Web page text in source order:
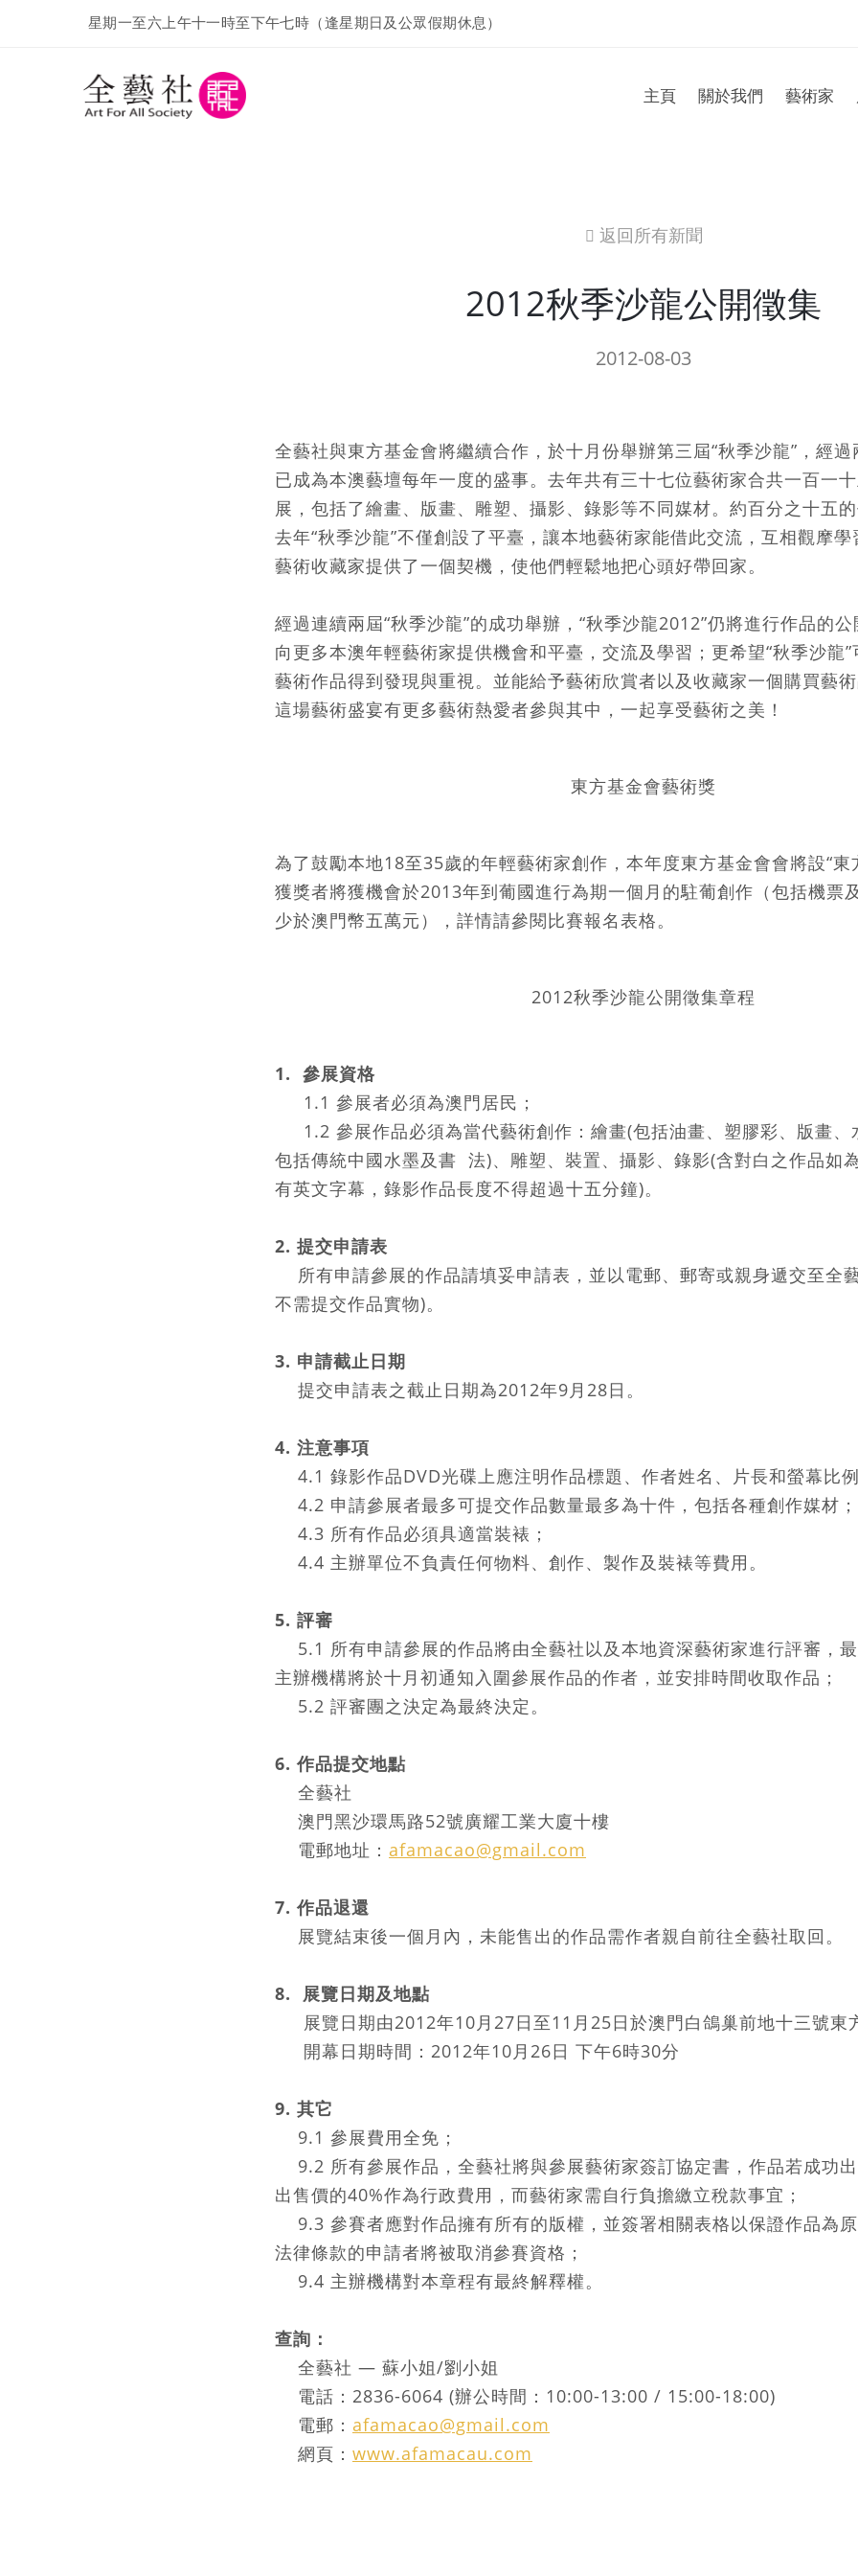
星期一至六上午十一時至下午七時（逢星期日及公眾假期休息）
主頁 關於我們 藝術家
icon
返回所有新聞
2012秋季沙龍公開徵集
2012-08-03
全藝社與東方基金會將繼續合作，於十月份舉辦第三屆“秋季沙龍”，經過
已成為本澳藝壇每年一度的盛事。去年共有三十七位藝術家合共一百一
展，包括了繪畫、版畫、雕塑、攝影、錄影等不同媒材。約百分之十五的
去年“秋季沙龍”不僅創設了平臺，讓本地藝術家能借此交流，互相觀摩
藝術收藏家提供了一個契機，使他們輕鬆地把心頭好帶回家。
經過連續兩屆“秋季沙龍”的成功舉辦，“秋季沙龍2012”仍將進行作品的
向更多本澳年輕藝術家提供機會和平臺，交流及學習；更希望“秋季沙龍
藝術作品得到發現與重視。並能給予藝術欣賞者以及收藏家一個購買藝
這場藝術盛宴有更多藝術熱愛者參與其中，一起享受藝術之美！
東方基金會藝術獎
為了鼓勵本地18至35歲的年輕藝術家創作，本年度東方基金會會將設“東
獲獎者將獲機會於2013年到葡國進行為期一個月的駐葡創作（包括機票
少於澳門幣五萬元），詳情請參閱比賽報名表格。
2012秋季沙龍公開徵集章程
1. 參展資格
1.1 參展者必須為澳門居民；
1.2 參展作品必須為當代藝術創作：繪畫(包括油畫、塑膠彩、版畫、
包括傳統中國水墨及書 法)、雕塑、裝置、攝影、錄影(含對白之作品如
有英文字幕，錄影作品長度不得超過十五分鐘)。
2. 提交申請表
所有申請參展的作品請填妥申請表，並以電郵、郵寄或親身遞交至全
不需提交作品實物)。
3. 申請截止日期
提交申請表之截止日期為2012年9月28日。
4. 注意事項
4.1 錄影作品DVD光碟上應注明作品標題、作者姓名、片長和螢幕比例
4.2 申請參展者最多可提交作品數量最多為十件，包括各種創作媒材；
4.3 所有作品必須具適當裝裱；
4.4 主辦單位不負責任何物料、創作、製作及裝裱等費用。
5. 評審
5.1 所有申請參展的作品將由全藝社以及本地資深藝術家進行評審，最
主辦機構將於十月初通知入圍參展作品的作者，並安排時間收取作品；
5.2 評審團之決定為最終決定。
6. 作品提交地點
全藝社
澳門黑沙環馬路52號廣耀工業大廈十樓
電郵地址： afamacao@gmail.com
7. 作品退還
展覽結束後一個月內，未能售出的作品需作者親自前往全藝社取回。
8. 展覽日期及地點
展覽日期由2012年10月27日至11月25日於澳門白鴿巢前地十三號東
開幕日期時間：2012年10月26日 下午6時30分
9. 其它
9.1 參展費用全免；
9.2 所有參展作品，全藝社將與參展藝術家簽訂協定書，作品若成功
出售價的40%作為行政費用，而藝術家需自行負擔繳立稅款事宜；
9.3 參賽者應對作品擁有所有的版權，並簽署相關表格以保證作品為
法律條款的申請者將被取消參賽資格；
9.4 主辦機構對本章程有最終解釋權。
查詢：
全藝社 — 蘇小姐/劉小姐
電話：2836-6064 (辦公時間：10:00-13:00 / 15:00-18:00)
電郵： afamacao@gmail.com
網頁： www.afamacau.com